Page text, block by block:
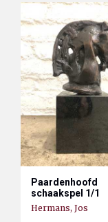
Paardenhoofd
schaakspel 1/1
Hermans, Jos